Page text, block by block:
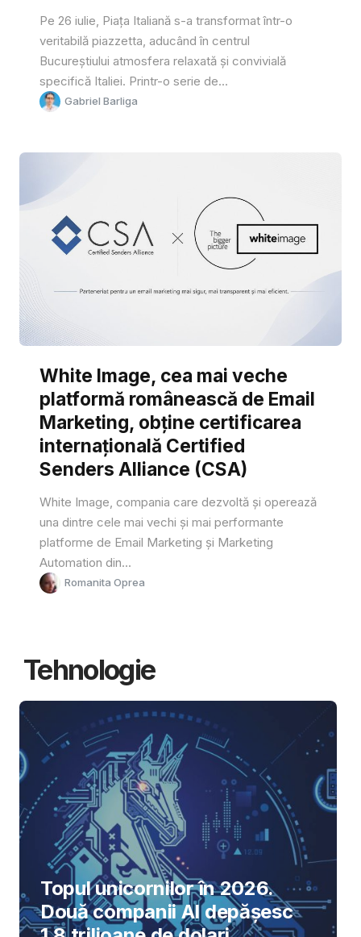
Pe 26 iulie, Piața Italiană s-a transformat într-o
veritabilă piazzetta, aducând în centrul
Bucureștiului atmosfera relaxată și convivială
specifică Italiei. Printr-o serie de...
Gabriel Barliga
White Image, cea mai veche
platformă românească de Email
Marketing, obține certificarea
internațională Certified
Senders Alliance (CSA)
White Image, compania care dezvoltă și operează
una dintre cele mai vechi și mai performante
platforme de Email Marketing și Marketing
Automation din...
Romanita Oprea
Tehnologie
Topul unicornilor în 2026.
Două companii AI depășesc